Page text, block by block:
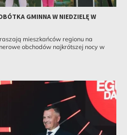
GMINNA W NIEDZIELĘ W
mieszkańców regionu na
obchodów najkrótszej nocy w